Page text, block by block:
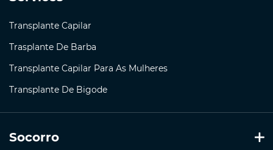
Transplante Capilar
Trasplante De Barba
Transplante Capilar Para As Mulheres
Transplante De Bigode
Socorro